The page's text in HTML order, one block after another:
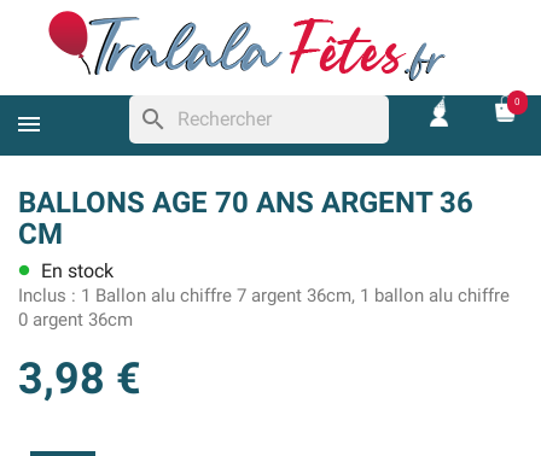
search
0
BALLONS AGE 70 ANS ARGENT 36
CM
lens En stock
Inclus : 1 Ballon alu chiffre 7 argent 36cm, 1 ballon alu chiffre
0 argent 36cm
3,98 €